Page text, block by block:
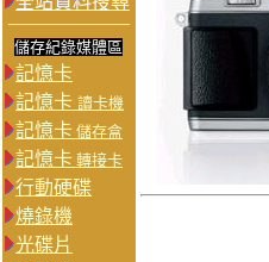
儲存紀錄媒體區
記憶卡
記憶卡 讀卡機
記憶卡 儲存盒
記憶卡 轉接卡
行動硬碟
燒錄機
光碟片